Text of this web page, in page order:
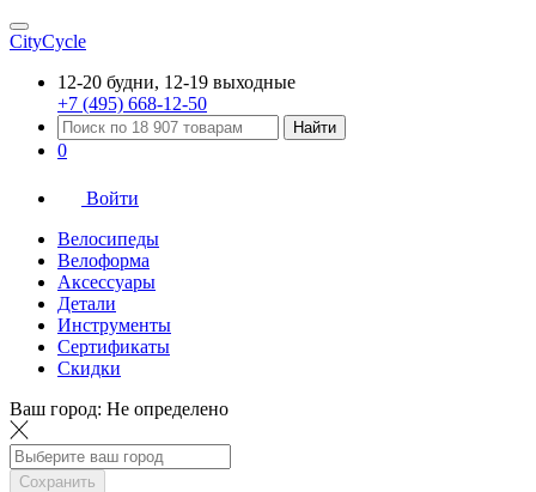
CityCycle
12-20 будни, 12-19 выходные
+7 (495) 668-12-50
Найти
0
Войти
Велосипеды
Велоформа
Аксессуары
Детали
Инструменты
Сертификаты
Скидки
Ваш город: Не определено
Сохранить